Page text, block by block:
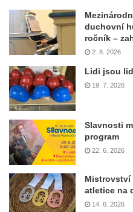
duchovní
ročník –
2. 8. 2026
Lidi jsou
19. 7. 2026
Slavnosti
program
22. 6. 2026
Mistrovství
atletice na
14. 6. 2026